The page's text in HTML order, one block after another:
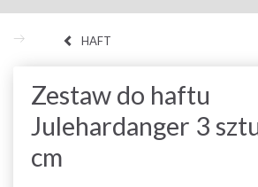
HAFT
Zestaw do haftu
Julehardanger 3
cm